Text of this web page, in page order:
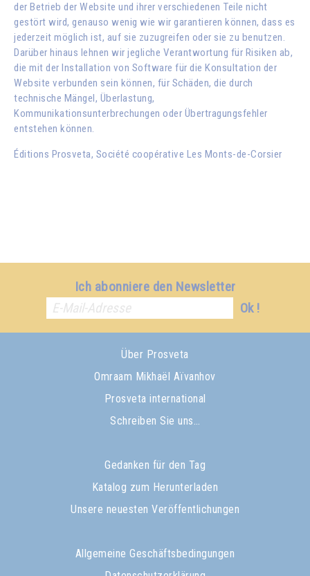
der Betrieb der Website und ihrer verschiedenen Teile nicht
gestört wird, genauso wenig wie wir garantieren können, dass es
jederzeit möglich ist, auf sie zuzugreifen oder sie zu benutzen.
Darüber hinaus lehnen wir jegliche Verantwortung für Risiken ab,
die mit der Installation von Software für die Konsultation der
Website verbunden sein können, für Schäden, die durch
technische Mängel, Überlastung,
Kommunikationsunterbrechungen oder Übertragungsfehler
entstehen können.
Éditions Prosveta, Société coopérative Les Monts-de-Corsier
Ich abonniere den Newsletter
Ok !
Über Prosveta
Omraam Mikhaël Aïvanhov
Prosveta international
Schreiben Sie uns…
Gedanken für den Tag
Katalog zum Herunterladen
Unsere neuesten Veröffentlichungen
Allgemeine Geschäftsbedingungen